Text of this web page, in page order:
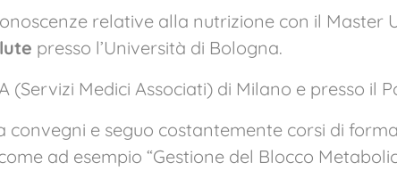
relative alla nutrizione con il Master
presso l’Università di Bologna.
Medici Associati) di Milano e presso il
e seguo costantemente corsi di
ad esempio “Gestione del Blocco